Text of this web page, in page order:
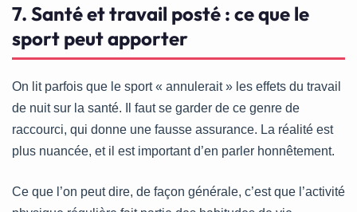
7. Santé et travail posté : ce que le
sport peut apporter
On lit parfois que le sport « annulerait » les effets du travail
de nuit sur la santé. Il faut se garder de ce genre de
raccourci, qui donne une fausse assurance. La réalité est
plus nuancée, et il est important d’en parler honnêtement.
Ce que l’on peut dire, de façon générale, c’est que l’activité